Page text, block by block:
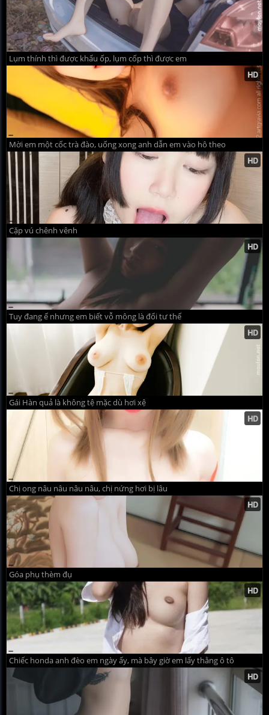
Lụm thính thì được khẩu ốp, lụm cốp thì được em
Mời em một cốc trà đào, uống xong anh dẫn em vào hô theo
Cặp vú chênh vênh
Tuy đang ế nhưng em biết vỗ mông là đổi tư thế
Gái Hàn quả là không tệ mặc dù hơi xệ
Chị ong nâu nâu nâu nâu, chị nứng hơi bị lâu
Góa phụ thèm đụ
Chiếc honda anh đèo em ngày ấy, mà bây giờ em lấy thằng ô tô